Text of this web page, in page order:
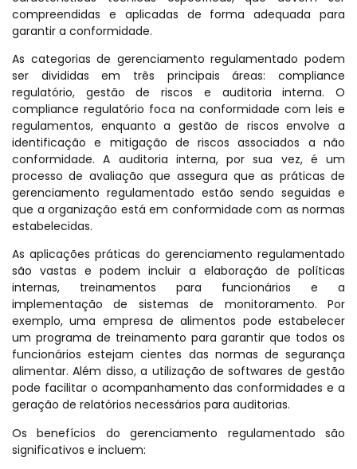
compreendidas e aplicadas de forma adequada para
garantir a conformidade.
As categorias de gerenciamento regulamentado podem
ser divididas em três principais áreas: compliance
regulatório, gestão de riscos e auditoria interna. O
compliance regulatório foca na conformidade com leis e
regulamentos, enquanto a gestão de riscos envolve a
identificação e mitigação de riscos associados a não
conformidade. A auditoria interna, por sua vez, é um
processo de avaliação que assegura que as práticas de
gerenciamento regulamentado estão sendo seguidas e
que a organização está em conformidade com as normas
estabelecidas.
As aplicações práticas do gerenciamento regulamentado
são vastas e podem incluir a elaboração de políticas
internas, treinamentos para funcionários e a
implementação de sistemas de monitoramento. Por
exemplo, uma empresa de alimentos pode estabelecer
um programa de treinamento para garantir que todos os
funcionários estejam cientes das normas de segurança
alimentar. Além disso, a utilização de softwares de gestão
pode facilitar o acompanhamento das conformidades e a
geração de relatórios necessários para auditorias.
Os benefícios do gerenciamento regulamentado são
significativos e incluem: